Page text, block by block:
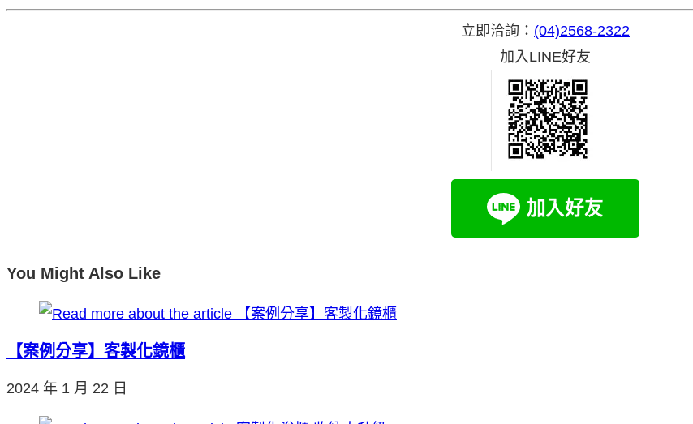
立即洽詢： (04)2568-2322
加入LINE好友
You Might Also Like
【案例分享】客製化鏡櫃
2024 年 1 月 22 日